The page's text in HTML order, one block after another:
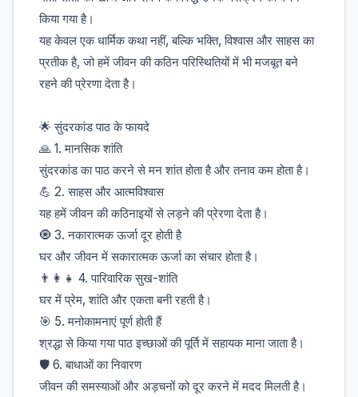
किया गया है।
यह केवल एक धार्मिक कथा नहीं, बल्कि भक्ति, विश्वास और साहस का
प्रतीक है, जो हमें जीवन की कठिन परिस्थितियों में भी मजबूत बने
रहने की प्रेरणा देता है।
🌟 सुंदरकांड पाठ के फायदे
🙏 1. मानसिक शांति
सुंदरकांड का पाठ करने से मन शांत होता है और तनाव कम होता है।
💪 2. साहस और आत्मविश्वास
यह हमें जीवन की कठिनाइयों से लड़ने की प्रेरणा देता है।
🧿 3. नकारात्मक ऊर्जा दूर होती है
घर और जीवन में सकारात्मक ऊर्जा का संचार होता है।
👨‍👩‍👧 4. पारिवारिक सुख-शांति
घर में प्रेम, शांति और एकता बनी रहती है।
🎯 5. मनोकामनाएं पूर्ण होती हैं
श्रद्धा से किया गया पाठ इच्छाओं की पूर्ति में सहायक माना जाता है।
🛡️ 6. बाधाओं का निवारण
जीवन की समस्याओं और अड़चनों को दूर करने में मदद मिलती है।